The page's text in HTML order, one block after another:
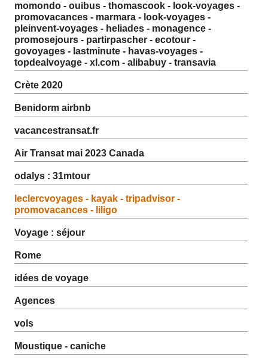
momondo - ouibus - thomascook - look-voyages -
promovacances - marmara - look-voyages -
pleinvent-voyages - heliades - monagence -
promosejours - partirpascher - ecotour -
govoyages - lastminute - havas-voyages -
topdealvoyage - xl.com - alibabuy - transavia
Crète 2020
Benidorm airbnb
vacancestransat.fr
Air Transat mai 2023 Canada
odalys : 31mtour
leclercvoyages - kayak - tripadvisor -
promovacances - liligo
Voyage : séjour
Rome
idées de voyage
Agences
vols
Moustique - caniche